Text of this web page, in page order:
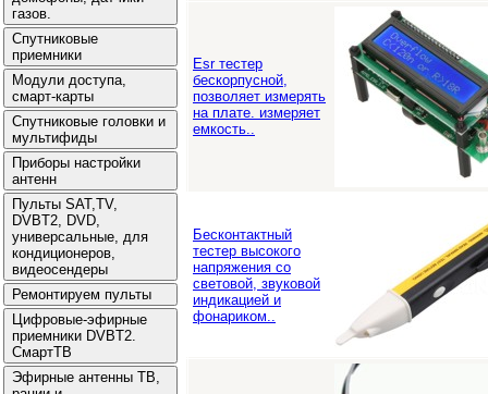
Esr тестер
бескорпусной,
позволяет измерять
на плате. измеряет
емкость..
Бесконтактный
тестер высокого
напряжения со
световой, звуковой
индикацией и
фонариком..